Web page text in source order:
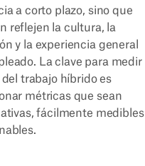
a corto plazo, sino que
reflejen la cultura, la
y la experiencia general
La clave para medir
del trabajo híbrido es
métricas que sean
fácilmente medibles